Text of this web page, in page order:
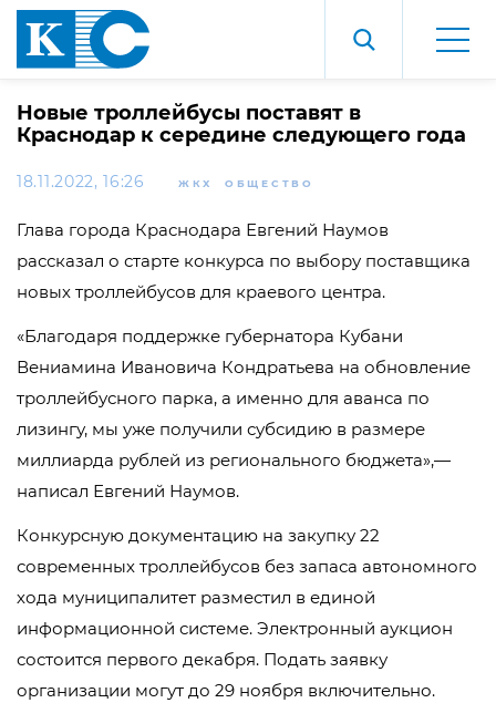
Новые троллейбусы поставят в
Краснодар к середине следующего года
18.11.2022, 16:26 ЖКХ ОБЩЕСТВО
Глава города Краснодара Евгений Наумов
рассказал о старте конкурса по выбору поставщика
новых троллейбусов для краевого центра.
«Благодаря поддержке губернатора Кубани
Вениамина Ивановича Кондратьева на обновление
троллейбусного парка, а именно для аванса по
лизингу, мы уже получили субсидию в размере
миллиарда рублей из регионального бюджета»,—
написал Евгений Наумов.
Конкурсную документацию на закупку 22
современных троллейбусов без запаса автономного
хода муниципалитет разместил в единой
информационной системе. Электронный аукцион
состоится первого декабря. Подать заявку
организации могут до 29 ноября включительно.